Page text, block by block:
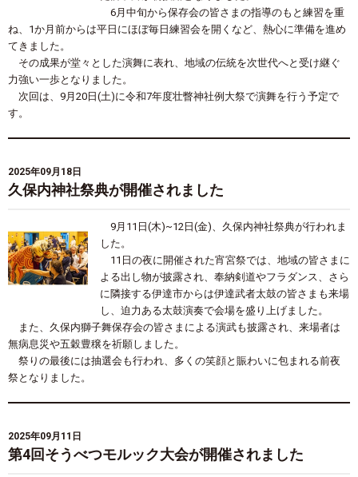
6月中旬から保存会の皆さまの指導のもと練習を重
ね、1か月前からは平日にほぼ毎日練習会を開くなど、熱心に準備を進め
てきました。
その成果が堂々とした演舞に表れ、地域の伝統を次世代へと受け継ぐ
力強い一歩となりました。
次回は、9月20日(土)に令和7年度壮瞥神社例大祭で演舞を行う予定で
す。
2025年09月18日
久保内神社祭典が開催されました
9月11日(木)~12日(金)、久保内神社祭典が行われま
した。
11日の夜に開催された宵宮祭では、地域の皆さまに
よる出し物が披露され、奉納剣道やフラダンス、さら
に隣接する伊達市からは伊達武者太鼓の皆さまも来場
し、迫力ある太鼓演奏で会場を盛り上げました。
また、久保内獅子舞保存会の皆さまによる演武も披露され、来場者は
無病息災や五穀豊穣を祈願しました。
祭りの最後には抽選会も行われ、多くの笑顔と賑わいに包まれる前夜
祭となりました。
2025年09月11日
第4回そうべつモルック大会が開催されました